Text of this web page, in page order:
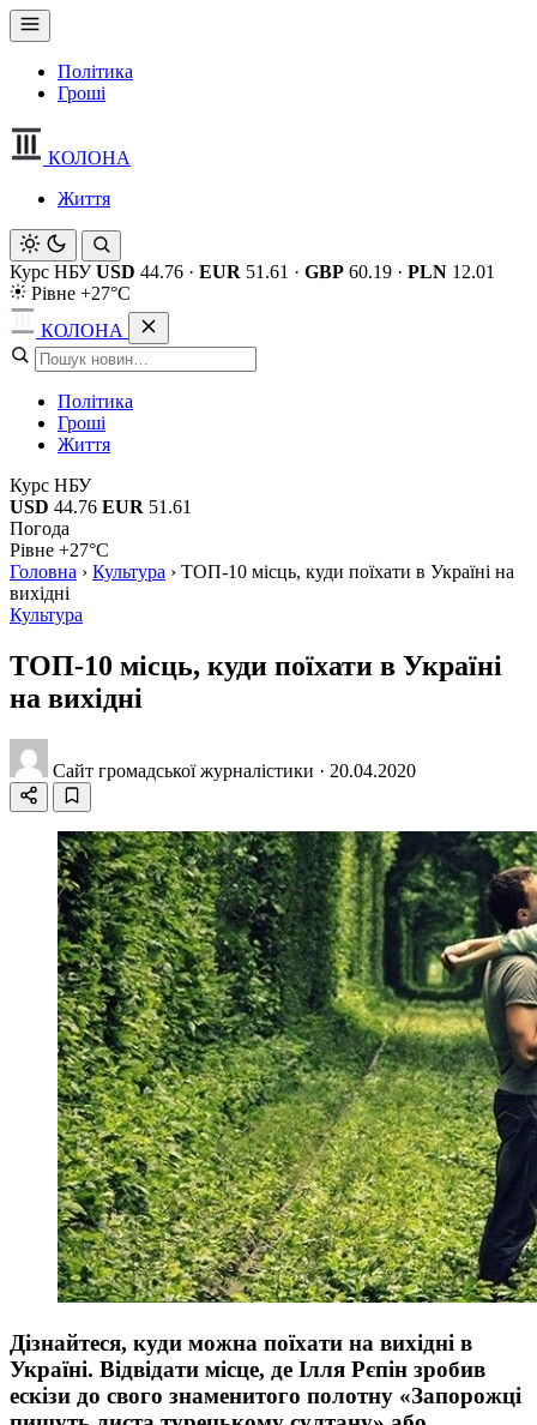
Політика
Гроші
КОЛОНА
Життя
Курс НБУ USD 44.76 · EUR 51.61 · GBP 60.19 · PLN 12.01
Рівне +27°C
КОЛОНА
Політика
Гроші
Життя
Курс НБУ
USD 44.76 EUR 51.61
Погода
Рівне +27°C
Головна › Культура › ТОП-10 місць, куди поїхати в Україні на
вихідні
Культура
ТОП-10 місць, куди поїхати в Україні
на вихідні
Сайт громадської журналістики · 20.04.2020
Дізнайтеся, куди можна поїхати на вихідні в
Україні. Відвідати місце, де Ілля Рєпін зробив
ескізи до свого знаменитого полотну «Запорожці